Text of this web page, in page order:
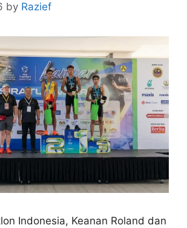
by Razief
Indonesia, Keanan Roland dan